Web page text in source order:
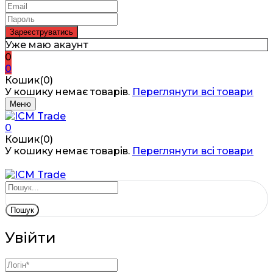
Уже маю акаунт
0
0
Кошик(0)
У кошику немає товарів. Переглянути всі товари
Меню
0
Кошик(0)
У кошику немає товарів. Переглянути всі товари
Пошук
Увійти